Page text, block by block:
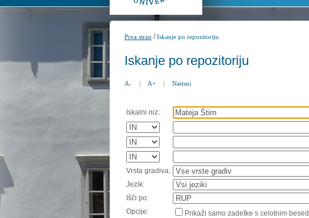
Prva stran /Iskanje po repozitoriju
Iskanje po repozitoriju
A- | A+ | Natisni
Iskalni niz:
Vrsta gradiva:
Jezik:
Išči po:
Opcije:
Prikaži samo zadetke s celotnim